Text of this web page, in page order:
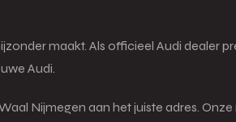
maakt. Als officieel Audi
Audi.
Nijmegen aan het juiste adres.